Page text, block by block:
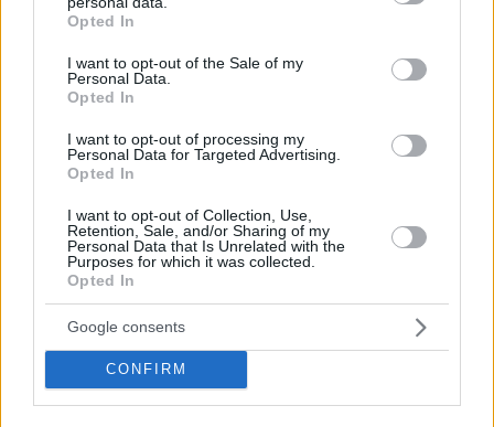
grant or deny consent to Google and its third-party tags to
use your data for below specified purposes in below Google
consent section.
Opted In
I want to opt-out of the Sale of my
Personal Data.
Opted In
I want to opt-out of processing my
Personal Data for Targeted Advertising.
Opted In
I want to opt-out of Collection, Use,
Retention, Sale, and/or Sharing of my
Personal Data that Is Unrelated with the
Purposes for which it was collected.
Opted In
Google consents
CONFIRM
100.00%
Φραντσέσκα Τόκα: Η Ιταλίδα «νύφη»
της Eurovision ποζάρει με μπικίνι και...
ολόγυμνη στην μπανιέρα της, δείτε
07.08.2026, 20:57 25
«Άξιζε να θέσουμε σε κίνδυνο μια
οικογένεια λύκων, για να σώσουμε
έναν σκύλο; Όχι» λέει ο ερευνητής
μετά τις επικρίσεις για τον θάνατο του
λευκού κουταβιού
07.08.2026, 18:54